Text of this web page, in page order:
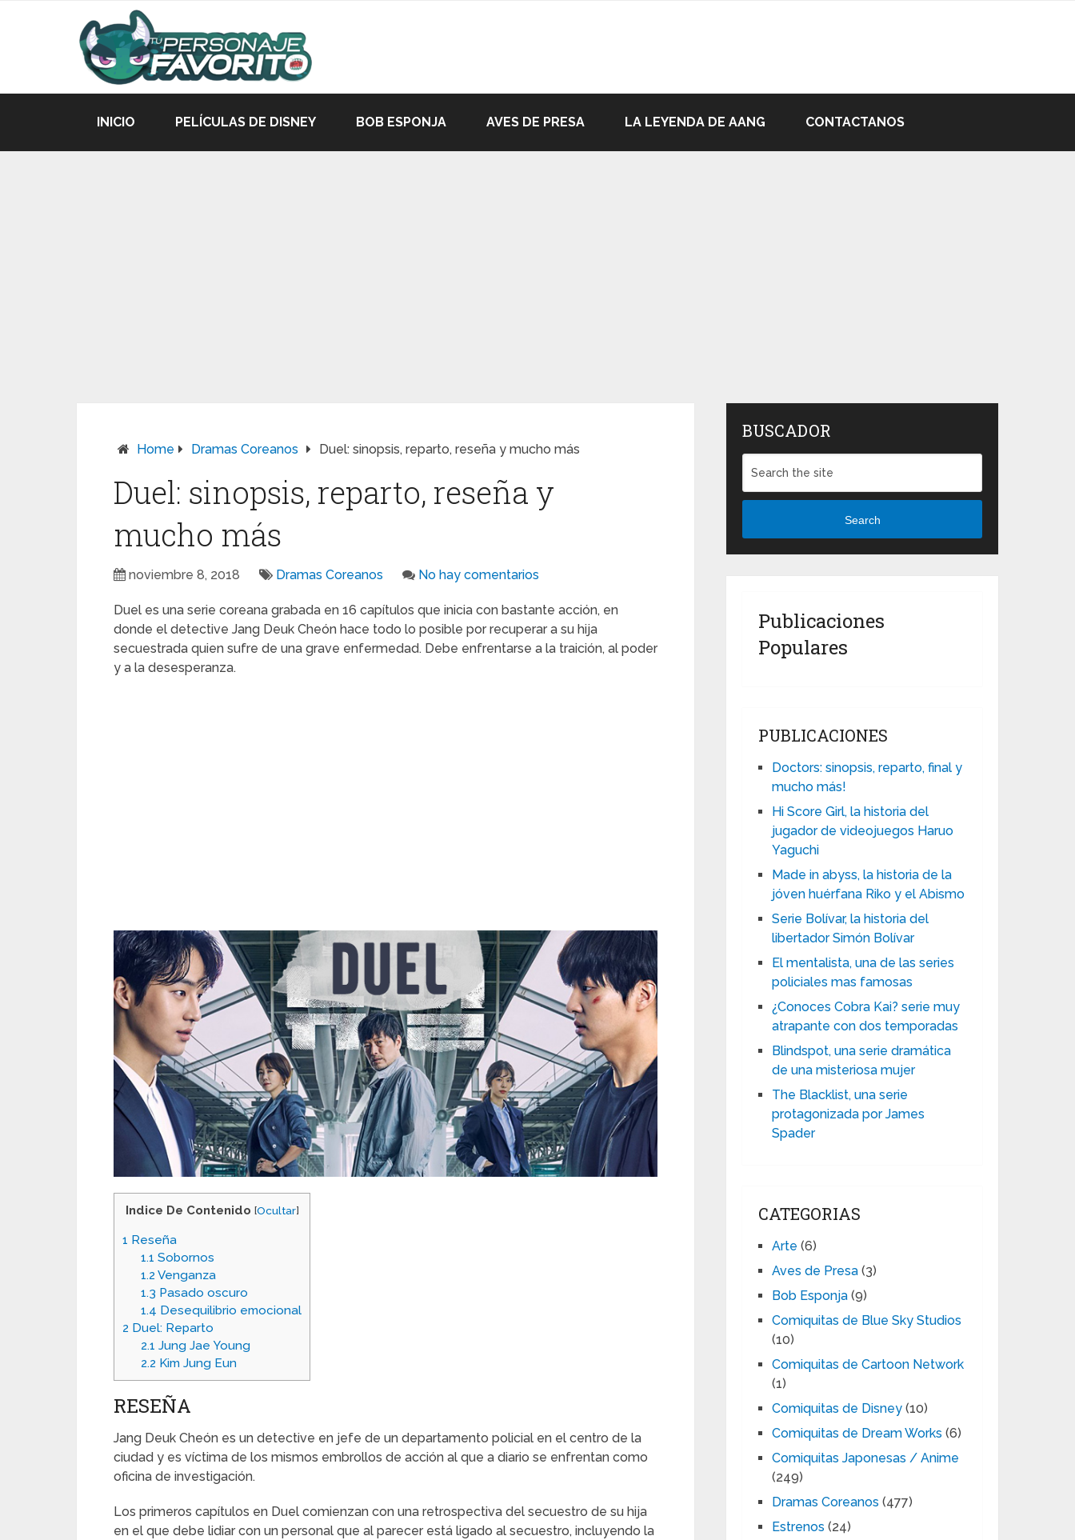
INICIO PELÍCULAS DE DISNEY BOB ESPONJA AVES DE PRESA LA LEYENDA DE AANG CONTACTANOS
Home Dramas Coreanos Duel: sinopsis, reparto, reseña y mucho más
Duel: sinopsis, reparto, reseña y
mucho más
noviembre 8, 2018 Dramas Coreanos No hay comentarios
Duel es una serie coreana grabada en 16 capítulos que inicia con bastante acción, en
donde el detective Jang Deuk Cheón hace todo lo posible por recuperar a su hija
secuestrada quien sufre de una grave enfermedad. Debe enfrentarse a la traición, al poder
y a la desesperanza.
Indice De Contenido [Ocultar]
1 Reseña
1.1 Sobornos
1.2 Venganza
1.3 Pasado oscuro
1.4 Desequilibrio emocional
2 Duel: Reparto
2.1 Jung Jae Young
2.2 Kim Jung Eun
RESEÑA
Jang Deuk Cheón es un detective en jefe de un departamento policial en el centro de la
ciudad y es víctima de los mismos embrollos de acción al que a diario se enfrentan como
oficina de investigación.
Los primeros capítulos en Duel comienzan con una retrospectiva del secuestro de su hija
en el que debe lidiar con un personal que al parecer está ligado al secuestro, incluyendo la
BUSCADOR
Search
Publicaciones
Populares
PUBLICACIONES
Doctors: sinopsis, reparto, final y
mucho más!
Hi Score Girl, la historia del
jugador de videojuegos Haruo
Yaguchi
Made in abyss, la historia de la
jóven huérfana Riko y el Abismo
Serie Bolívar, la historia del
libertador Simón Bolívar
El mentalista, una de las series
policiales mas famosas
¿Conoces Cobra Kai? serie muy
atrapante con dos temporadas
Blindspot, una serie dramática
de una misteriosa mujer
The Blacklist, una serie
protagonizada por James
Spader
CATEGORIAS
Arte (6)
Aves de Presa (3)
Bob Esponja (9)
Comiquitas de Blue Sky Studios
(10)
Comiquitas de Cartoon Network
(1)
Comiquitas de Disney (10)
Comiquitas de Dream Works (6)
Comiquitas Japonesas / Anime
(249)
Dramas Coreanos (477)
Estrenos (24)